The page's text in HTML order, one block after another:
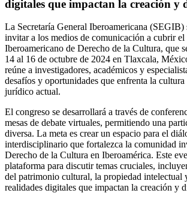
digitales que impactan la creación y
La Secretaría General Iberoamericana (SEGIB)
invitar a los medios de comunicación a cubrir
Iberoamericano de Derecho de la Cultura, que
14 al 16 de octubre de 2024 en Tlaxcala,
reúne a investigadores, académicos y
desafíos y oportunidades que enfrenta la
jurídico actual.
El congreso se desarrollará a través de
mesas de debate virtuales, permitiendo una
diversa. La meta es crear un espacio para el
interdisciplinario que fortalezca la comunidad
Derecho de la Cultura en Iberoamérica. Este
plataforma para discutir temas cruciales,
del patrimonio cultural, la propiedad intelectual
realidades digitales que impactan la creación y